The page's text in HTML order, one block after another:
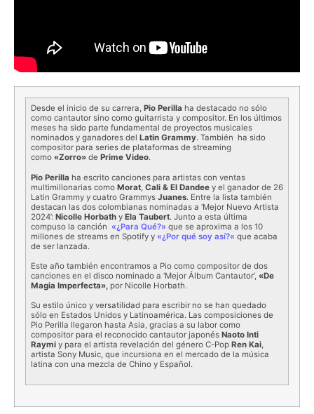
Desde el inicio de su carrera, Pio Perilla ha destacado no sólo
como cantautor sino como guitarrista y compositor. En los últimos
meses ha sido parte fundamental de proyectos musicales
nominados y ganadores del Latin Grammy. También ha sido
compositor para series de plataformas de streaming
como «Zorro» de Prime Video.
Pio Perilla ha escrito canciones para artistas con ventas
multimillonarias como Morat Cali & El Dandee y el ganador de 26
Latin Grammy y cuatro Grammys Juanes. Entre la lista también
destacan las dos colombianas nominadas a ‘Mejor Nuevo Artista
2024’: Nicolle Horbath y Ela Taubert. Junto a esta última
compuso la canción «¿Para Qué?» que se aproxima a los 10
millones de streams en Spotify y «¿Por qué soy así?« que acaba
de ser lanzada.
Este año también encontramos a Pio como compositor de dos
canciones en el disco nominado a ‘Mejor Álbum Cantautor’, «De
Magia Imperfecta», por Nicolle Horbath.
Su estilo único y versatilidad para escribir no se han quedado
sólo en Estados Unidos y Latinoamérica. Las composiciones de
Pio Perilla llegaron hasta Asia, gracias a su labor como
compositor para el reconocido cantautor japonés Naoto Inti
Raymi y para el artista revelación del género C-Pop Ren Kai,
artista Sony Music, que incursiona en el mercado de la música
latina con una mezcla de Chino y Español.